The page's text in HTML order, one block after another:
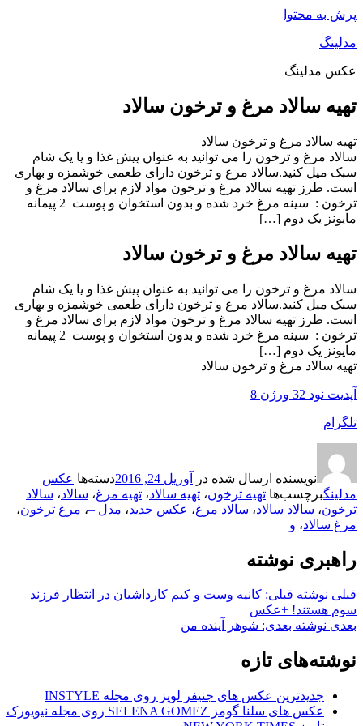
پرش به محتوا
مدلینگ
عکس مدلینگ
تهیه سالاد مرغ و ترخون سالاد
تهیه سالاد مرغ و ترخون سالاد
سالاد مرغ و ترخون را می توانید به عنوان پیش غذا و یا یک شام
سبک میل کنید.سالاد مرغ و ترخون دارای طعمی خوشمزه و بهاری
است. طرز تهیه سالاد مرغ و ترخون مواد لازم برای سالاد مرغ و
ترخون : سینه مرغ خرد شده و بدون استخوان و پوست 2 پیمانه
مایونز یک دوم […]
تهیه سالاد مرغ و ترخون سالاد
سالاد مرغ و ترخون را می توانید به عنوان پیش غذا و یا یک شام
سبک میل کنید.سالاد مرغ و ترخون دارای طعمی خوشمزه و بهاری
است. طرز تهیه سالاد مرغ و ترخون مواد لازم برای سالاد مرغ و
ترخون : سینه مرغ خرد شده و بدون استخوان و پوست 2 پیمانه
مایونز یک دوم […]
تهیه سالاد مرغ و ترخون سالاد
آپدیت نود 32 ورژن 8
تلگرام
نویسنده ارسال شده در آوریل 24, 2016 دسته‌ها عکس
مدلینگبرچسب‌ها تهیه ترخون، تهیه سالاد، تهیه مرغ، سالاد، سالاد
ترخون، سالاد سالاد، سالاد مرغ، عکس جدید، مدل –، مرغ ترخون،
مرغ سالاد، و
راهبری نوشته
قبلی نوشته قبلی: کانیه وست و کیم کارداشیان در انتظار فرزند
سوم هستند! +عکس
بعدی نوشته بعدی: شوهر آینده من
نوشته‌های تازه
جدیدترین عکس های جنیفر لوپز روی مجله INSTYLE
عکس های سلنا گومز SELENA GOMEZ روی مجله نیویورک